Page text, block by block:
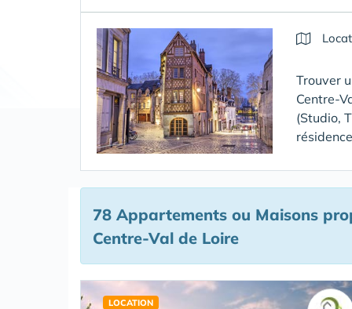
Trouver
Centre-
(Studio,
78 Appartements ou Maisons
Centre-Val de Loire
LOCATION